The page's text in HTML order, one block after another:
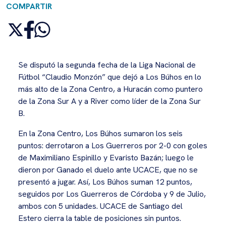
COMPARTIR
Se disputó la segunda fecha de la Liga Nacional de
Fútbol “Claudio Monzón” que dejó a Los Búhos en lo
más alto de la Zona Centro, a Huracán como puntero
de la Zona Sur A y a River como líder de la Zona Sur
B.
En la Zona Centro, Los Búhos sumaron los seis
puntos: derrotaron a Los Guerreros por 2-0 con goles
de Maximiliano Espinillo y Evaristo Bazán; luego le
dieron por Ganado el duelo ante UCACE, que no se
presentó a jugar. Así, Los Búhos suman 12 puntos,
seguidos por Los Guerreros de Córdoba y 9 de Julio,
ambos con 5 unidades. UCACE de Santiago del
Estero cierra la table de posiciones sin puntos.